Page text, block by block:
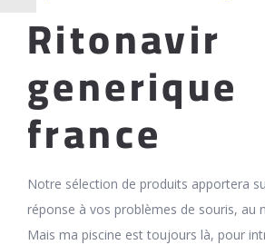
Ritonavir
generique
france
Notre sélection de produits apportera
réponse à vos problèmes de souris, au
Mais ma piscine est toujours là, pour